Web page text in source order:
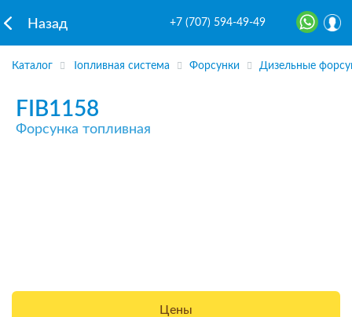
Назад +7 (707) 594-49-49
Каталог Топливная система Форсунки Дизельные
FIB1158
Форсунка топливная
Цены